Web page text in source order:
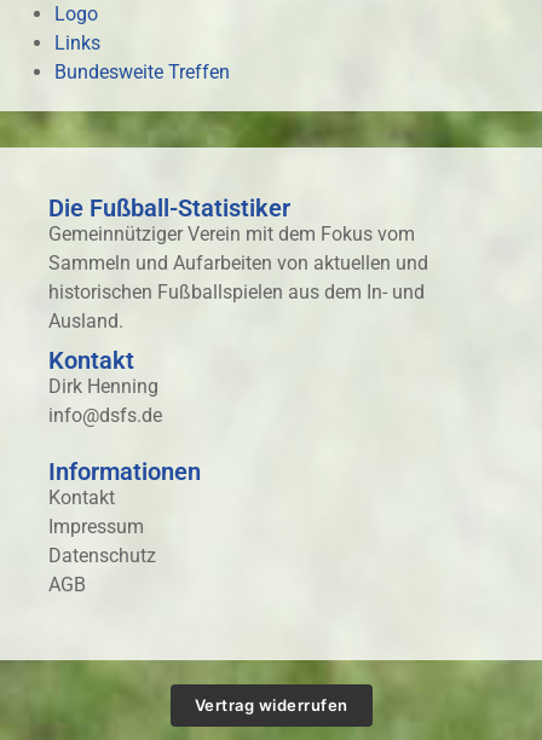
Logo
Links
Bundesweite Treffen
Die Fußball-Statistiker
Gemeinnütziger Verein mit dem Fokus vom
Sammeln und Aufarbeiten von aktuellen und
historischen Fußballspielen aus dem In- und
Ausland.
Kontakt
Dirk Henning
info@dsfs.de
Informationen
Kontakt
Impressum
Datenschutz
AGB
Vertrag widerrufen